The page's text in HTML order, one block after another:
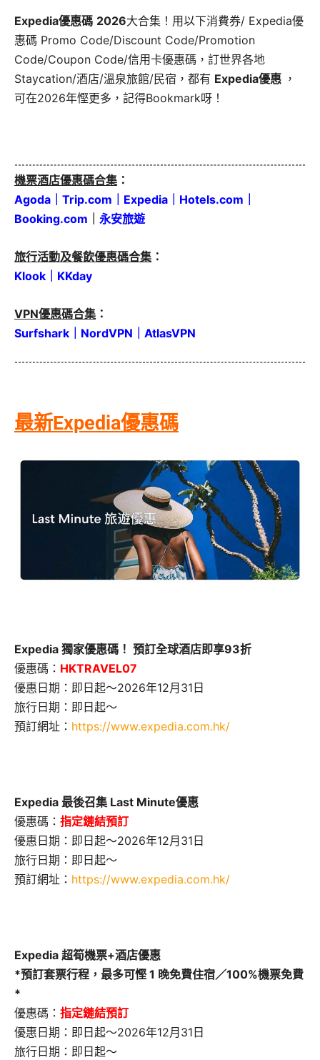
Expedia優惠碼 2026大合集！用以下消費券/ Expedia優
惠碼 Promo Code/Discount Code/Promotion
Code/Coupon Code/信用卡優惠碼，訂世界各地
Staycation/酒店/溫泉旅館/民宿，都有 Expedia優惠 ，
可在2026年慳更多，記得Bookmark呀！
機票酒店優惠碼合集 ：
Agoda
Trip.com Expedia Hotels.com
Booking.com
永安旅遊
旅行活動及餐飲優惠碼合集 ：
Klook
KKday
VPN優惠碼合集 ：
Surfshark
NordVPN AtlasVPN
最新Expedia優惠碼
Expedia 獨家優惠碼！ 預訂全球酒店即享93折
優惠碼： HKTRAVEL07
優惠日期：即日起～2026年12月31日
旅行日期：即日起～
預訂網址： https://www.expedia.com.hk/
Expedia 最後召集 Last Minute優惠
優惠碼： 指定鏈結預訂
優惠日期：即日起～2026年12月31日
旅行日期：即日起～
預訂網址： https://www.expedia.com.hk/
Expedia 超筍機票+酒店優惠
*預訂套票行程，最多可慳 1 晚免費住宿／100%機票免費
*
優惠碼： 指定鏈結預訂
優惠日期：即日起～2026年12月31日
旅行日期：即日起～